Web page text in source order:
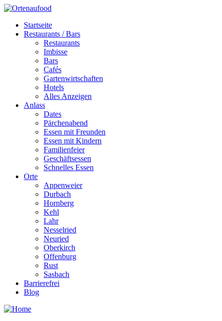
Startseite
Restaurants / Bars
Restaurants
Imbisse
Bars
Cafés
Gartenwirtschaften
Hotels
Alles Anzeigen
Anlass
Dates
Pärchenabend
Essen mit Freunden
Essen mit Kindern
Familienfeier
Geschäftsessen
Schnelles Essen
Orte
Appenweier
Durbach
Hornberg
Kehl
Lahr
Nesselried
Neuried
Oberkirch
Offenburg
Rust
Sasbach
Barrierefrei
Blog